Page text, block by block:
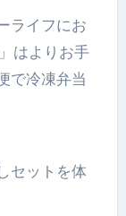
ライフにお
はよりお手
で冷凍弁当
セットを体